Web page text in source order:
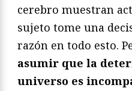
cerebro muestran
sujeto tome una
razón en todo esto.
asumir que la
universo es